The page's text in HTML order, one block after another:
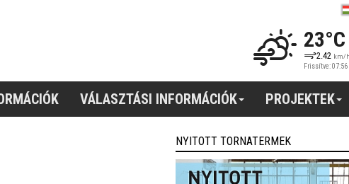
23°C
2.42 km/h
Frissítve: 07:56
VÁLASZTÁSI INFORMÁCIÓK PROJEKTEK
NYITOTT TORNATERMEK